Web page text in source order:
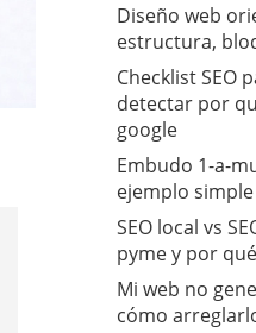
Diseño web
estructura,
Checklist SEO
detectar por
google
Embudo 1-a-
ejemplo
SEO local vs
pyme y por qué
Mi web no
cómo